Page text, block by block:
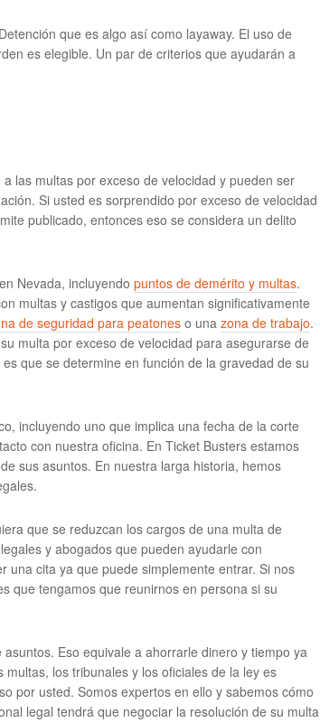
que es algo así como layaway. El uso de
es elegible. Un par de criterios que ayudarán a
las multas por exceso de velocidad y pueden ser
Si usted es sorprendido por exceso de velocidad
publicado, entonces eso se considera un delito
Nevada, incluyendo puntos de demérito y multas.
multas y castigos que aumentan significativamente
de seguridad para peatones o una zona de trabajo.
multa por exceso de velocidad para asegurarse de
que se determine en función de la gravedad de su
incluyendo uno que implica una fecha de la corte
con nuestra oficina. En Ticket Busters estamos
sus asuntos. En nuestra larga historia, hemos
que se reduzcan los cargos de una multa de
y abogados que pueden ayudarle con
una cita ya que puede simplemente entrar. Si nos
que tengamos que reunirnos en persona si su
Eso equivale a ahorrarle dinero y tiempo ya
los tribunales y los oficiales de la ley es
por usted. Somos expertos en ello y sabemos cómo
legal tendrá que negociar la resolución de su multa